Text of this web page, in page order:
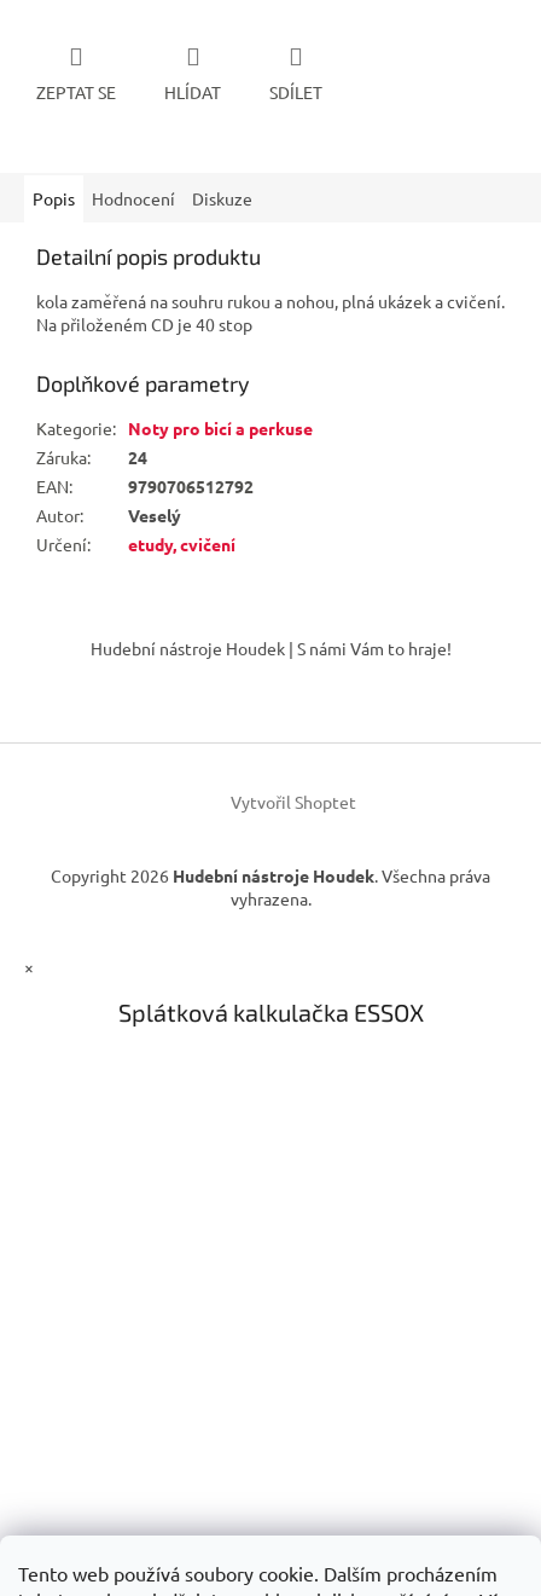
Tento web používá soubory cookie. Dalším procházením
ZEPTAT SE HLÍDAT SDÍLET
Popis Hodnocení Diskuze
Detailní popis produktu
kola zaměřená na souhru rukou a nohou, plná ukázek a cvičení.
Na přiloženém CD je 40 stop
Doplňkové parametry
Kategorie:
Noty pro bicí a perkuse
Záruka:
24
EAN:
9790706512792
Autor:
Veselý
Určení: etudy, cvičení
í
Hudební nástroje Houdek | S námi Vám to hraje!
Vytvořil Shoptet
Copyright 2026 Hudební nástroje Houdek. Všechna práva
vyhrazena.
×
Splátková kalkulačka ESSOX